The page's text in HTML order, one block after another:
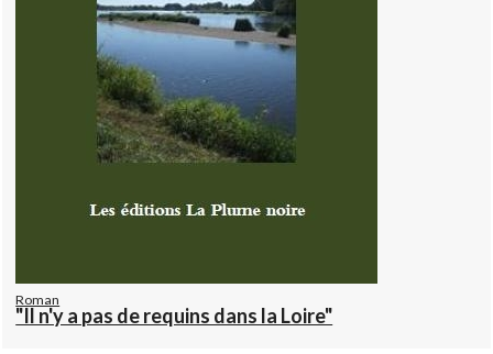
Roman
"Il n'y a pas de requins dans la Loire"